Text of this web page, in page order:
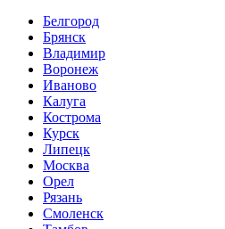
Белгород
Брянск
Владимир
Воронеж
Иваново
Калуга
Кострома
Курск
Липецк
Москва
Орел
Рязань
Смоленск